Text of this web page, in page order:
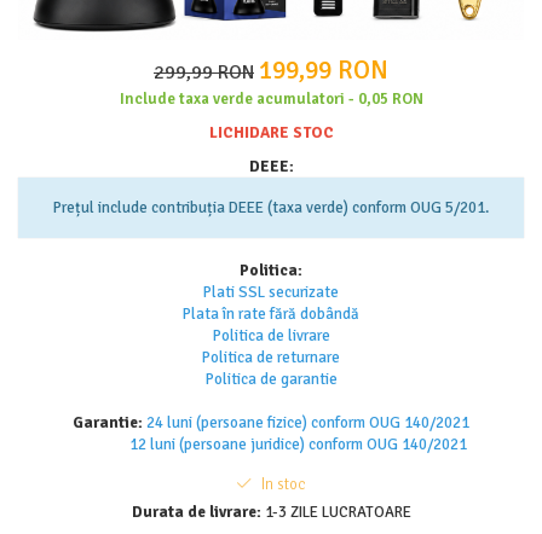
299,99 RON 199,99 RON
Include taxa verde acumulatori - 0,05 RON
LICHIDARE STOC
DEEE:
Prețul include contribuția DEEE (taxa verde) conform OUG 5/201.
Politica:
Plati SSL securizate
Plata în rate fără dobândă
Politica de livrare
Politica de returnare
Politica de garantie
Garantie: 24 luni (persoane fizice) conform OUG 140/2021
12 luni (persoane juridice) conform OUG 140/2021
In stoc
Durata de livrare: 1-3 ZILE LUCRATOARE